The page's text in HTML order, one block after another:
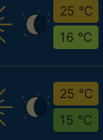
25 °C
16 °C
25 °C
15 °C